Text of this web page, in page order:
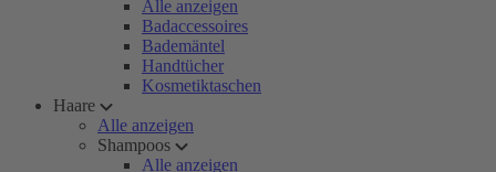
Alle anzeigen
Badaccessoires
Bademäntel
Handtücher
Kosmetiktaschen
Haare
Alle anzeigen
Shampoos
Alle anzeigen